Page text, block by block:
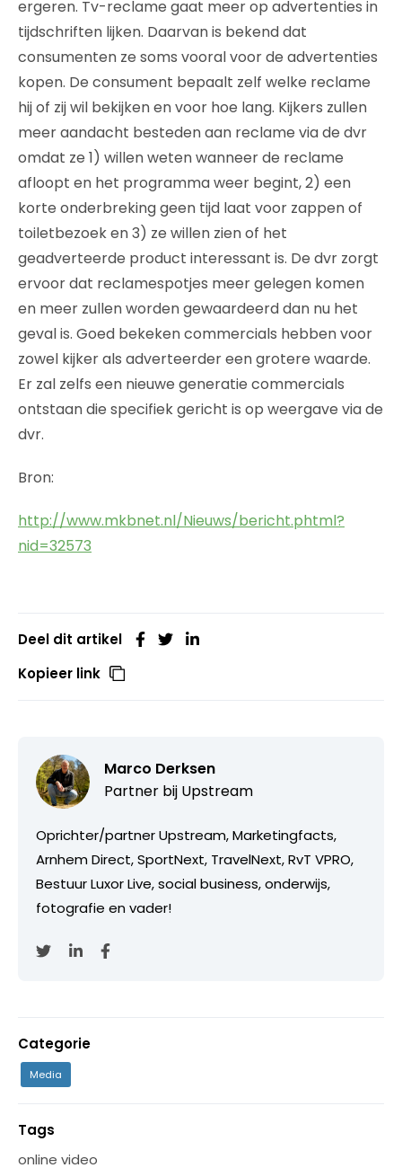
ergeren. Tv-reclame gaat meer op advertenties in
tijdschriften lijken. Daarvan is bekend dat
consumenten ze soms vooral voor de advertenties
kopen. De consument bepaalt zelf welke reclame
hij of zij wil bekijken en voor hoe lang. Kijkers zullen
meer aandacht besteden aan reclame via de dvr
omdat ze 1) willen weten wanneer de reclame
afloopt en het programma weer begint, 2) een
korte onderbreking geen tijd laat voor zappen of
toiletbezoek en 3) ze willen zien of het
geadverteerde product interessant is. De dvr zorgt
ervoor dat reclamespotjes meer gelegen komen
en meer zullen worden gewaardeerd dan nu het
geval is. Goed bekeken commercials hebben voor
zowel kijker als adverteerder een grotere waarde.
Er zal zelfs een nieuwe generatie commercials
ontstaan die specifiek gericht is op weergave via de
dvr.
Bron:
http://www.mkbnet.nl/Nieuws/bericht.phtml?
nid=32573
Deel dit artikel
Kopieer link
Marco Derksen
Partner bij Upstream
Oprichter/partner Upstream, Marketingfacts,
Arnhem Direct, SportNext, TravelNext, RvT VPRO,
Bestuur Luxor Live, social business, onderwijs,
fotografie en vader!
Categorie
Media
Tags
online video